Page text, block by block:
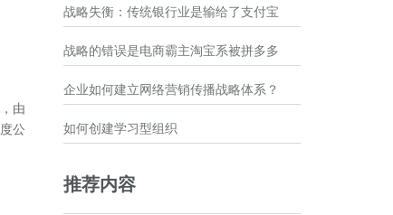
由
公
战略失衡：传统银行业是输给了支付宝
战略的错误是电商霸主淘宝系被拼多多
企业如何建立网络营销传播战略体系？
如何创建学习型组织
推荐内容